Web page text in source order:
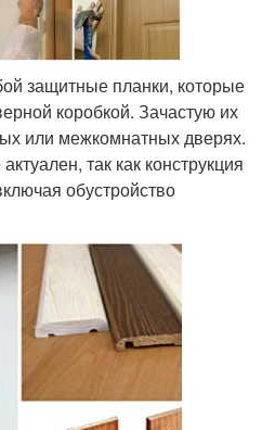
защитные планки, которые
коробкой. Зачастую их
или межкомнатных дверях.
так как конструкция
обустройство